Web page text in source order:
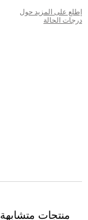
إطلع على المزيد حول
درجات الحالة
منتجات متشابهة